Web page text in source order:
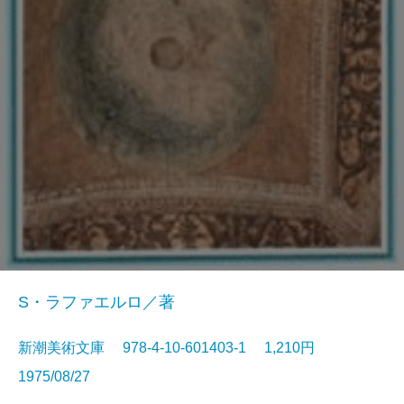
S・ラファエルロ／著
新潮美術文庫 978-4-10-601403-1 1,210円
1975/08/27